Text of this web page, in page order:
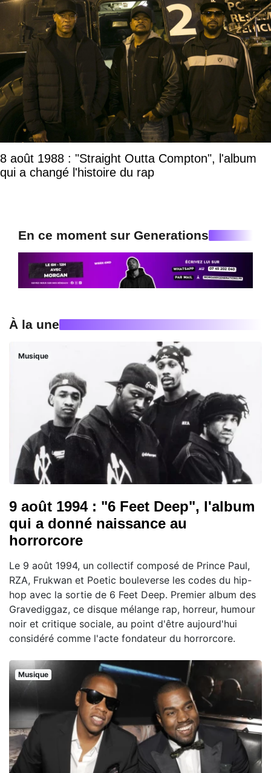
8 août 1988 : "Straight Outta Compton", l'album
qui a changé l'histoire du rap
En ce moment sur Generations
À la une
Musique
9 août 1994 : "6 Feet Deep", l'album
qui a donné naissance au
horrorcore
Le 9 août 1994, un collectif composé de Prince Paul,
RZA, Frukwan et Poetic bouleverse les codes du hip-
hop avec la sortie de 6 Feet Deep. Premier album des
Gravediggaz, ce disque mélange rap, horreur, humour
noir et critique sociale, au point d'être aujourd'hui
considéré comme l'acte fondateur du horrorcore.
Musique